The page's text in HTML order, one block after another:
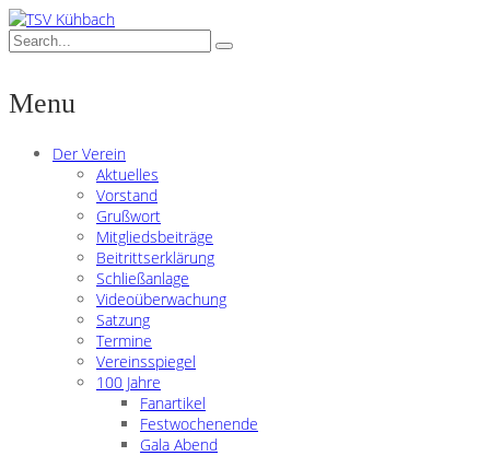
Menu
Der Verein
Aktuelles
Vorstand
Grußwort
Mitgliedsbeiträge
Beitrittserklärung
Schließanlage
Videoüberwachung
Satzung
Termine
Vereinsspiegel
100 Jahre
Fanartikel
Festwochenende
Gala Abend